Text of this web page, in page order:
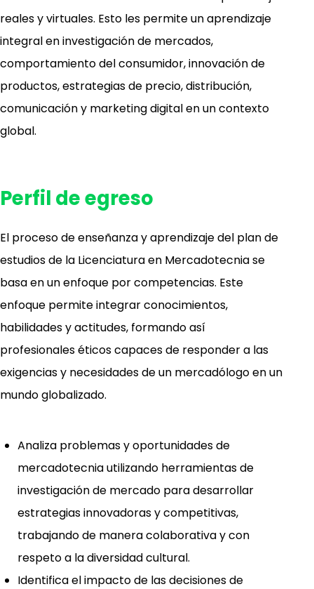
ocultar
reales y virtuales. Esto les permite un aprendizaje
integral en investigación de mercados,
comportamiento del consumidor, innovación de
productos, estrategias de precio, distribución,
comunicación y marketing digital en un contexto
global.
Perfil de egreso
El proceso de enseñanza y aprendizaje del plan de
estudios de la Licenciatura en Mercadotecnia se
basa en un enfoque por competencias. Este
enfoque permite integrar conocimientos,
habilidades y actitudes, formando así
profesionales éticos capaces de responder a las
exigencias y necesidades de un mercadólogo en un
mundo globalizado.
Analiza problemas y oportunidades de
mercadotecnia utilizando herramientas de
investigación de mercado para desarrollar
estrategias innovadoras y competitivas,
trabajando de manera colaborativa y con
respeto a la diversidad cultural.
Identifica el impacto de las decisiones de